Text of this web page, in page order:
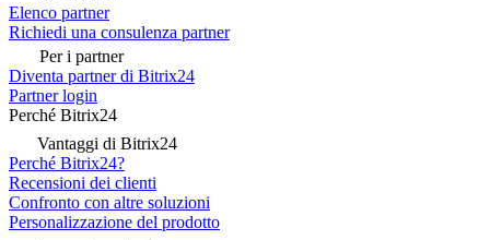
Elenco partner
Richiedi una consulenza partner
Per i partner
Diventa partner di Bitrix24
Partner login
Perché Bitrix24
Vantaggi di Bitrix24
Perché Bitrix24?
Recensioni dei clienti
Confronto con altre soluzioni
Personalizzazione del prodotto